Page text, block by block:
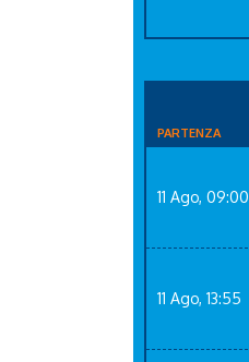
PARTENZA
11 Ago, 09:00
11 Ago, 13:55